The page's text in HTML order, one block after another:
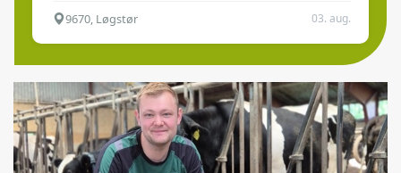
9670, Løgstør 03. aug.